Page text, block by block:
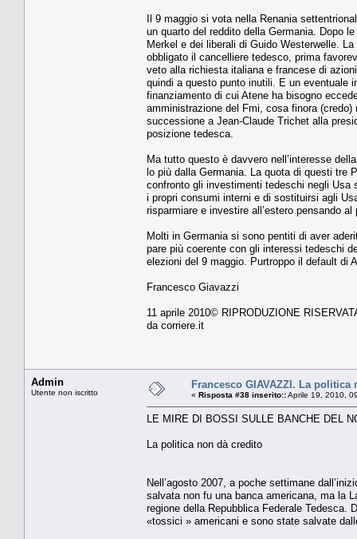
Il 9 maggio si vota nella Renania
un quarto del reddito della Germania. Dopo
Merkel e dei liberali di Guido Westerwelle.
obbligato il cancelliere tedesco, prima
veto alla richiesta italiana e francese di
quindi a questo punto inutili. E un eventuale
finanziamento di cui Atene ha bisogno
amministrazione del Fmi, cosa finora
successione a Jean-Claude Trichet alla
posizione tedesca.
Ma tutto questo è davvero nell’interesse
lo più dalla Germania. La quota di questi tre
confronto gli investimenti tedeschi negli Usa
i propri consumi interni e di sostituirsi agli
risparmiare e investire all’estero pensando
Molti in Germania si sono pentiti di aver
pare più coerente con gli interessi tedeschi
elezioni del 9 maggio. Purtroppo il default di
Francesco Giavazzi
11 aprile 2010© RIPRODUZIONE
da corriere.it
Admin
Utente non iscritto
Francesco GIAVAZZI. La politica
« Risposta #38 inserito::Aprile 19, 2010,
LE MIRE DI BOSSI SULLE BANCHE DEL
La politica non dà credito
Nell’agosto 2007, a poche settimane
salvata non fu una banca americana, ma la
regione della Repubblica Federale Tedesca.
«tossici » americani e sono state salvate